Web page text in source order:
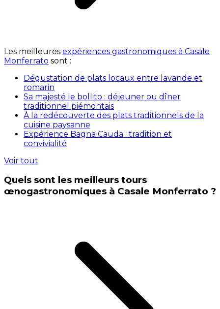
Les meilleures expériences gastronomiques à Casale
Monferrato sont :
Dégustation de plats locaux entre lavande et
romarin
Sa majesté le bollito : déjeuner ou dîner
traditionnel piémontais
À la redécouverte des plats traditionnels de la
cuisine paysanne
Expérience Bagna Cauda : tradition et
convivialité
Voir tout
Quels sont les meilleurs tours
œnogastronomiques à Casale Monferrato ?